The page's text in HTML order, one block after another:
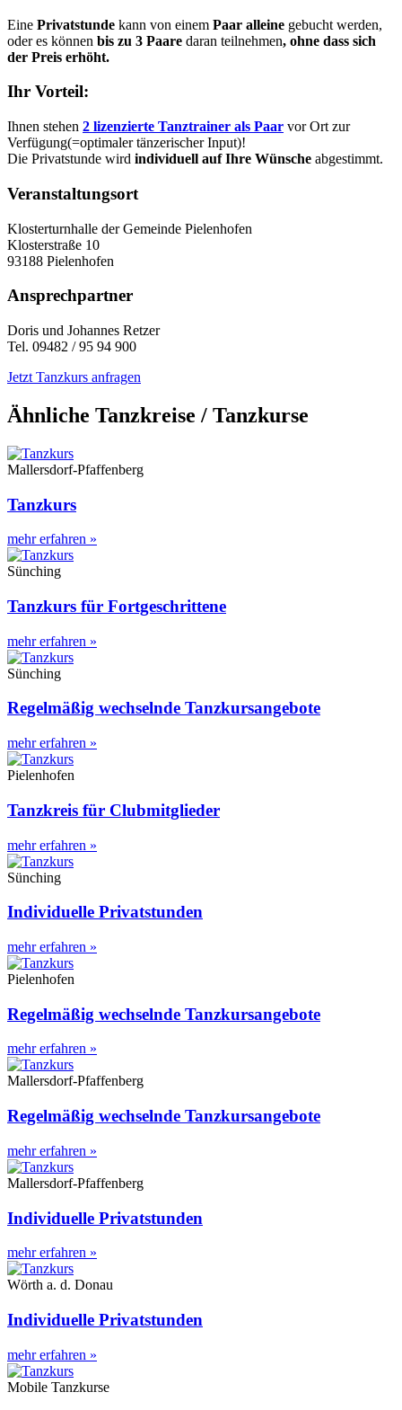
Eine Privatstunde kann von einem Paar alleine gebucht werden,
oder es können bis zu 3 Paare daran teilnehmen, ohne dass sich
der Preis erhöht.
Ihr Vorteil:
Ihnen stehen 2 lizenzierte Tanztrainer als Paar vor Ort zur
Verfügung(=optimaler tänzerischer Input)!
Die Privatstunde wird individuell auf Ihre Wünsche abgestimmt.
Veranstaltungsort
Klosterturnhalle der Gemeinde Pielenhofen
Klosterstraße 10
93188 Pielenhofen
Ansprechpartner
Doris und Johannes Retzer
Tel. 09482 / 95 94 900
Jetzt Tanzkurs anfragen
Ähnliche Tanzkreise / Tanzkurse
Mallersdorf-Pfaffenberg
Tanzkurs
mehr erfahren »
Sünching
Tanzkurs für Fortgeschrittene
mehr erfahren »
Sünching
Regelmäßig wechselnde Tanzkursangebote
mehr erfahren »
Pielenhofen
Tanzkreis für Clubmitglieder
mehr erfahren »
Sünching
Individuelle Privatstunden
mehr erfahren »
Pielenhofen
Regelmäßig wechselnde Tanzkursangebote
mehr erfahren »
Mallersdorf-Pfaffenberg
Regelmäßig wechselnde Tanzkursangebote
mehr erfahren »
Mallersdorf-Pfaffenberg
Individuelle Privatstunden
mehr erfahren »
Wörth a. d. Donau
Individuelle Privatstunden
mehr erfahren »
Mobile Tanzkurse